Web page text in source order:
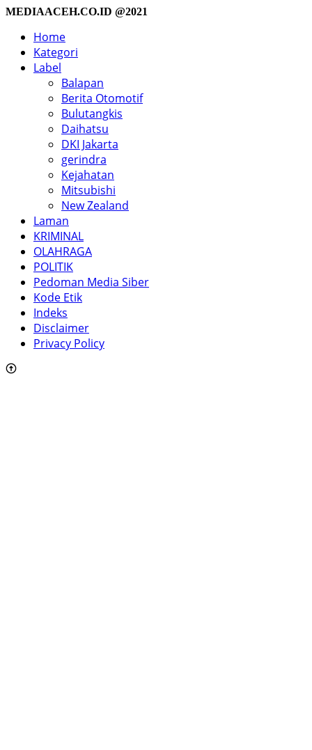
MEDIAACEH.CO.ID @2021
Home
Kategori
Label
Balapan
Berita Otomotif
Bulutangkis
Daihatsu
DKI Jakarta
gerindra
Kejahatan
Mitsubishi
New Zealand
Laman
KRIMINAL
OLAHRAGA
POLITIK
Pedoman Media Siber
Kode Etik
Indeks
Disclaimer
Privacy Policy